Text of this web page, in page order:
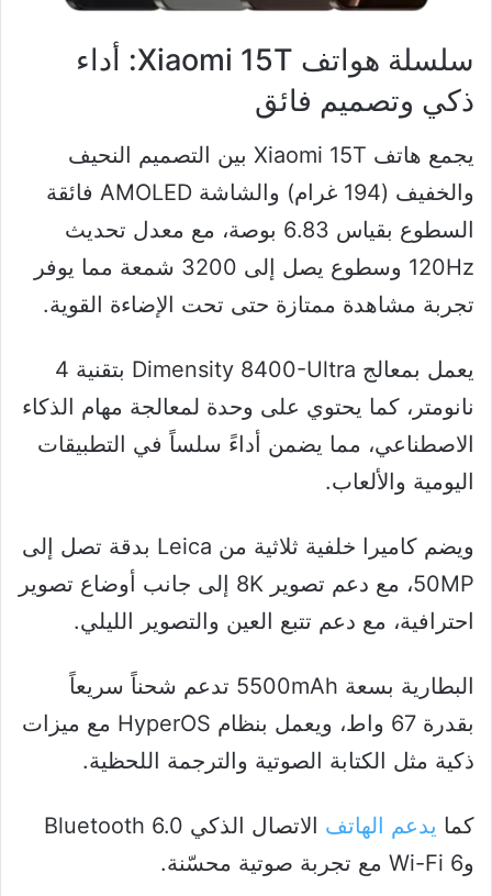
سلسلة هواتف Xiaomi 15T: أداء
ذكي وتصميم فائق
يجمع هاتف Xiaomi 15T بين التصميم النحيف
والخفيف (194 غرام) والشاشة AMOLED فائقة
السطوع بقياس 6.83 بوصة، مع معدل تحديث
120Hz وسطوع يصل إلى 3200 شمعة مما يوفر
تجربة مشاهدة ممتازة حتى تحت الإضاءة القوية.
يعمل بمعالج Dimensity 8400-Ultra بتقنية 4
نانومتر، كما يحتوي على وحدة لمعالجة مهام الذكاء
الاصطناعي، مما يضمن أداءً سلساً في التطبيقات
اليومية والألعاب.
ويضم كاميرا خلفية ثلاثية من Leica بدقة تصل إلى
50MP، مع دعم تصوير 8K إلى جانب أوضاع تصوير
احترافية، مع دعم تتبع العين والتصوير الليلي.
البطارية بسعة 5500mAh تدعم شحناً سريعاً
بقدرة 67 واط، ويعمل بنظام HyperOS مع ميزات
ذكية مثل الكتابة الصوتية والترجمة اللحظية.
كما يدعم الهاتف
الاتصال الذكي Bluetooth 6.0
وWi-Fi 6 مع تجربة صوتية محسّنة.